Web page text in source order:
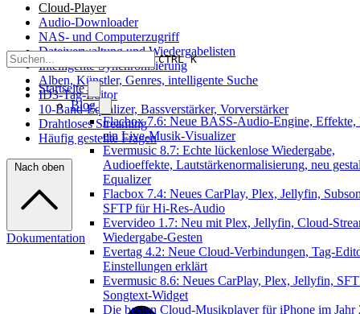
CTRL K
Startseite
Blog
Flacbox 7.6: Neue BASS-Audio-Engine, Effekte,
ein Live-Musik-Visualizer
Evermusic 8.7: Echte lückenlose Wiedergabe,
Audioeffekte, Lautstärkenormalisierung, neu
Equalizer
Flacbox 7.4: Neues CarPlay, Plex, Jellyfin,
SFTP für Hi-Res-Audio
Evervideo 1.7: Neu mit Plex, Jellyfin, Cloud-
Wiedergabe-Gesten
Evertag 4.2: Neue Cloud-Verbindungen, Tag-
Einstellungen erklärt
Evermusic 8.6: Neues CarPlay, Plex, Jellyfin,
Songtext-Widget
Die besten Cloud-Musikplayer für iPhone im Jahr
Cloud-Player
Audio-Downloader
NAS- und Computerzugriff
Dateiverwaltung und Wiedergabelisten
Intelligente Synchronisierung
Alben, Künstler, Genres, intelligente Suche
ID3-Tag-Editor
10-Band-Equalizer, Bassverstärker, Vorverstärker
Drahtloses Streaming
Häufig gestellte Fragen
Nach oben
Dokumentation